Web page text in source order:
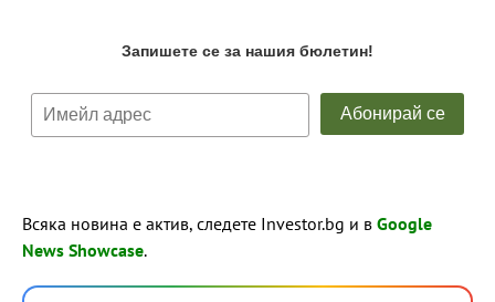
Всяка новина е актив, следете Investor.bg и в Google
News Showcase.